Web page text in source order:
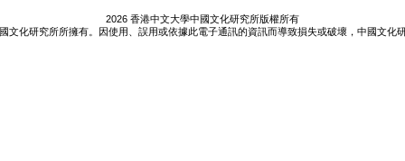
2026 香港中文大學中國文化研究所版權所有
文化研究所所擁有。因使用、誤用或依據此電子通訊的資訊而導致損失或破壞，中國文化研